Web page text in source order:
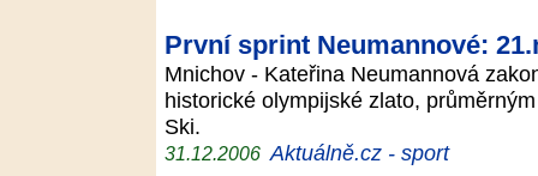
První sprint Neumannové:
Mnichov - Kateřina Neumannová
historické olympijské zlato,
Ski.
31.12.2006 Aktuálně.cz - sport